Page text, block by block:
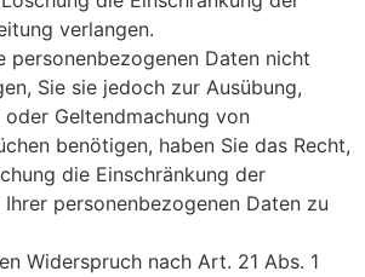
verlangen.
personenbezogenen Daten nicht
Sie sie jedoch zur Ausübung,
Geltendmachung von
benötigen, haben Sie das Recht,
die Einschränkung der
personenbezogenen Daten zu
Widerspruch nach Art. 21 Abs. 1